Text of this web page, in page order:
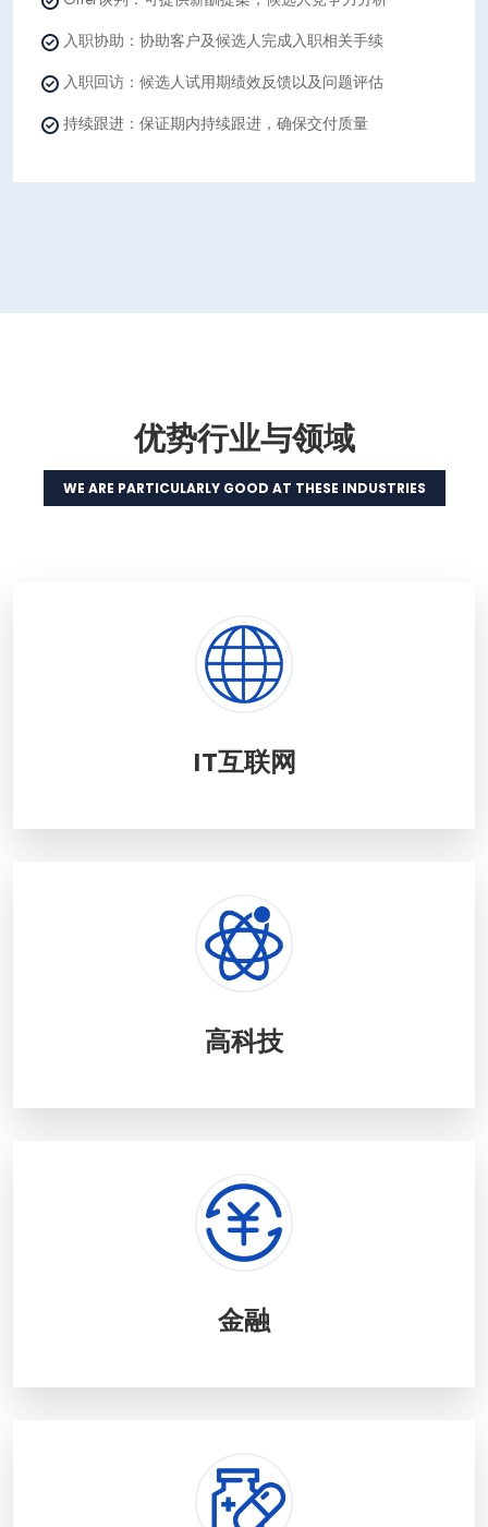
入职协助：协助客户及候选人完成入职相关手续
入职回访：候选人试用期绩效反馈以及问题评估
持续跟进：保证期内持续跟进，确保交付质量
优势行业与领域
WE ARE PARTICULARLY GOOD AT THESE INDUSTRIES
IT互联网
高科技
金融